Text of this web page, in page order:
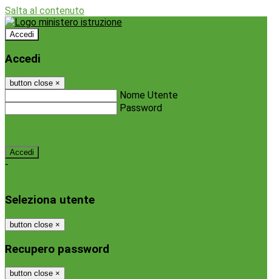
Salta al contenuto
Accedi
Accedi
button close ×
Nome Utente
Password
-
Seleziona utente
button close ×
Recupero password
button close ×